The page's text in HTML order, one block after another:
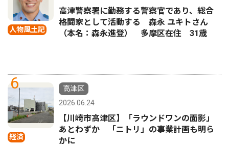
人物風土記
高津警察署に勤務する警察官であり、総合
格闘家として活動する 森永 ユキトさん
（本名：森永進登） 多摩区在住 31歳
6
経済
高津区
2026.06.24
【川崎市高津区】「ラウンドワンの面影」
あとわずか 「ニトリ」の事業計画も明ら
かに